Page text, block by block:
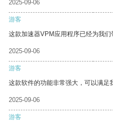
2025-09-06
游客
这款加速器VPM应用程序已经为我们
2025-09-06
游客
这款软件的功能非常强大，可以满足
2025-09-06
游客